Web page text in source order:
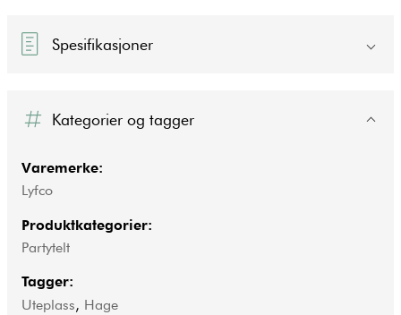
Spesifikasjoner
Kategorier og tagger
Varemerke:
Lyfco
Produktkategorier:
Partytelt
Tagger:
Uteplass, Hage